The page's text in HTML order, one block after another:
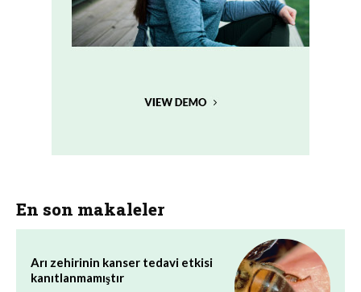
En son makaleler
Arı zehirinin kanser tedavi etkisi
kanıtlanmamıştır